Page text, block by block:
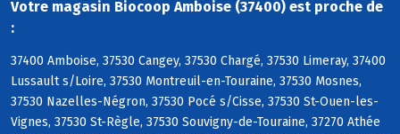
Votre magasin Biocoop Amboise (37400) est proche de
:
37400 Amboise, 37530 Cangey, 37530 Chargé, 37530 Limeray, 37400
Lussault s/Loire, 37530 Montreuil-en-Touraine, 37530 Mosnes,
37530 Nazelles-Négron, 37530 Pocé s/Cisse, 37530 St-Ouen-les-
Vignes, 37530 St-Règle, 37530 Souvigny-de-Touraine, 37270 Athée